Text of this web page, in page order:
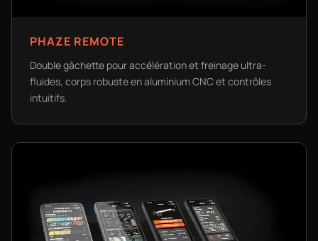
PHAZE REMOTE
Double gâchette pour accélération et freinage ultra-
fluides, corps robuste en aluminium CNC et contrôles
intuitifs.